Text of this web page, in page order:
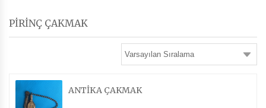
PİRİNÇ ÇAKMAK
ANTİKA ÇAKMAK